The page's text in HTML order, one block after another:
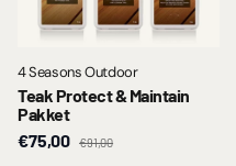
4 Seasons Outdoor
Teak Protect & Maintain
Pakket
€75,00
€91,00